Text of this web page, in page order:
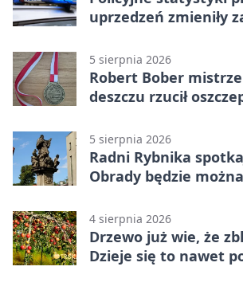
uprzedzeń zmieniły
5 sierpnia 2026
Robert Bober
deszczu rzucił
5 sierpnia 2026
Radni Rybnika
Obrady będzie
4 sierpnia 2026
Drzewo już wie, że
Dzieje się to nawet